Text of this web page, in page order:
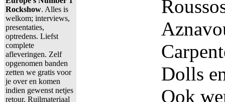
Rockshow. Alles is
welkom; interviews,
presentaties,
optredens. Liefst
complete
afleveringen. Zelf
opgenomen banden
zetten we gratis voor
je over en komen
indien gewenst netjes
retour. Ruilmateriaal
Dolls
Ook